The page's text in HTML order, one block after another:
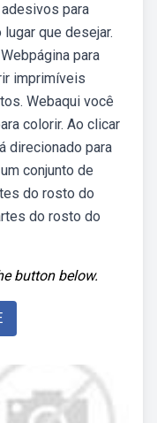
para
que desejar.
para
imprimíveis
Webaqui você
colorir. Ao clicar
direcionado para
conjunto de
do rosto do
do rosto do
button below.